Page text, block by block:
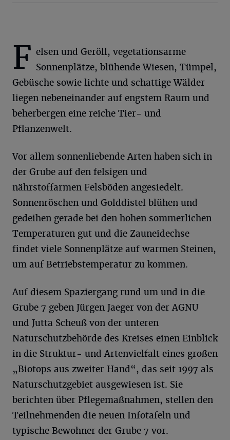
F elsen und Geröll, vegetationsarme
Sonnenplätze, blühende Wiesen, Tümpel,
Gebüsche sowie lichte und schattige Wälder
liegen nebeneinander auf engstem Raum und
beherbergen eine reiche Tier- und
Pflanzenwelt.
Vor allem sonnenliebende Arten haben sich in
der Grube auf den felsigen und
nährstoffarmen Felsböden angesiedelt.
Sonnenröschen und Golddistel blühen und
gedeihen gerade bei den hohen sommerlichen
Temperaturen gut und die Zauneidechse
findet viele Sonnenplätze auf warmen Steinen,
um auf Betriebstemperatur zu kommen.
Auf diesem Spaziergang rund um und in die
Grube 7 geben Jürgen Jaeger von der AGNU
und Jutta Scheuß von der unteren
Naturschutzbehörde des Kreises einen Einblick
in die Struktur- und Artenvielfalt eines großen
„Biotops aus zweiter Hand“, das seit 1997 als
Naturschutzgebiet ausgewiesen ist. Sie
berichten über Pflegemaßnahmen, stellen den
Teilnehmenden die neuen Infotafeln und
typische Bewohner der Grube 7 vor.